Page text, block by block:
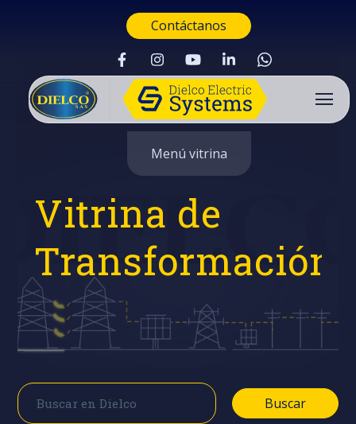
Contáctanos
Buscar
Menú vitrina
Vitrina de
Transformación
Buscar
Buscar